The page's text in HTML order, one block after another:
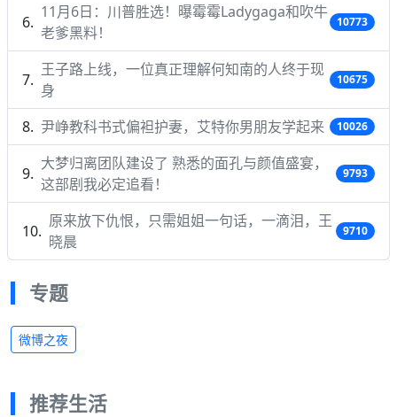
11月6日：川普胜选！曝霉霉Ladygaga和吹牛
老爹黑料！
10773
王子路上线，一位真正理解何知南的人终于现
身
10675
尹峥教科书式偏袒护妻，艾特你男朋友学起来 10026
大梦归离团队建设了 熟悉的面孔与颜值盛宴，
这部剧我必定追看！
9793
原来放下仇恨，只需姐姐一句话，一滴泪，王
晓晨
9710
专题
微博之夜
推荐生活